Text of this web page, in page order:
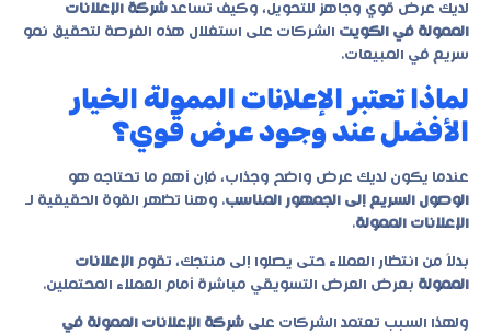
لديك عرض قوي وجاهز للتحويل، وكيف تساعد شركة الإعلانات
الممولة في الكويت الشركات على استغلال هذه الفرصة لتحقيق نمو
سريع في المبيعات.
لماذا تعتبر الإعلانات الممولة الخيار
الأفضل عند وجود عرض قوي؟
عندما يكون لديك عرض واضح وجذاب، فإن أهم ما تحتاجه هو
الوصول السريع إلى الجمهور المناسب. وهنا تظهر القوة الحقيقية لـ
الإعلانات الممولة.
بدلاً من انتظار العملاء حتى يصلوا إلى منتجك، تقوم الإعلانات
الممولة بعرض العرض التسويقي مباشرة أمام العملاء المحتملين.
ولهذا السبب تعتمد الشركات على شركة الإعلانات الممولة في